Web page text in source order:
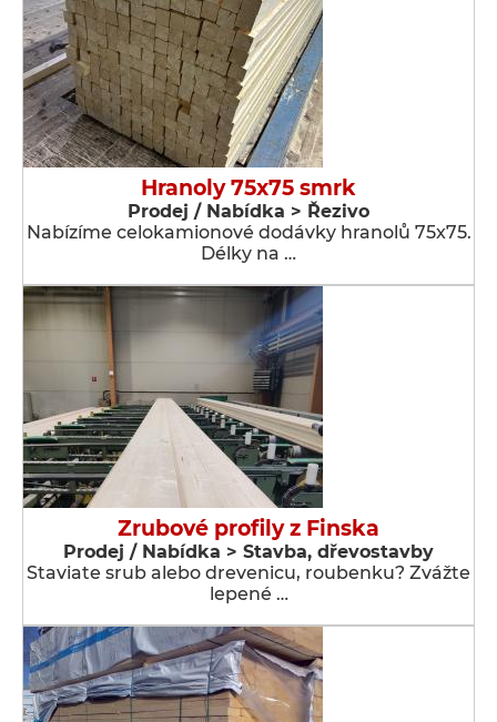
Hranoly 75x75 smrk
Prodej / Nabídka > Řezivo
Nabízíme celokamionové dodávky hranolů 75x75.
Délky na …
Zrubové profily z Finska
Prodej / Nabídka > Stavba, dřevostavby
Staviate srub alebo drevenicu, roubenku? Zvážte
lepené …